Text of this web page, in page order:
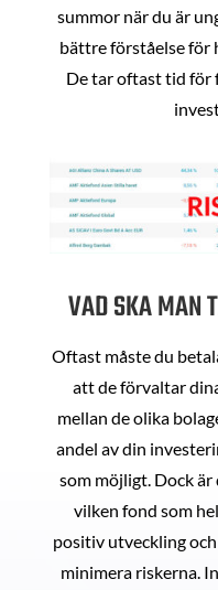
summor när du är
bättre förståelse för
De tar oftast tid för
VAD SKA MAN
Oftast måste du
att de förvaltar
mellan de olika
andel av din
som möjligt. Dock
vilken fond som
positiv utveckling
minimera riskerna.